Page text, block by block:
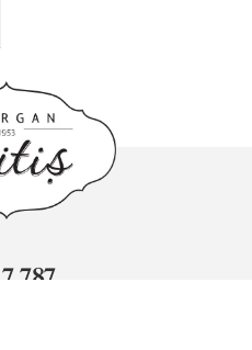
787